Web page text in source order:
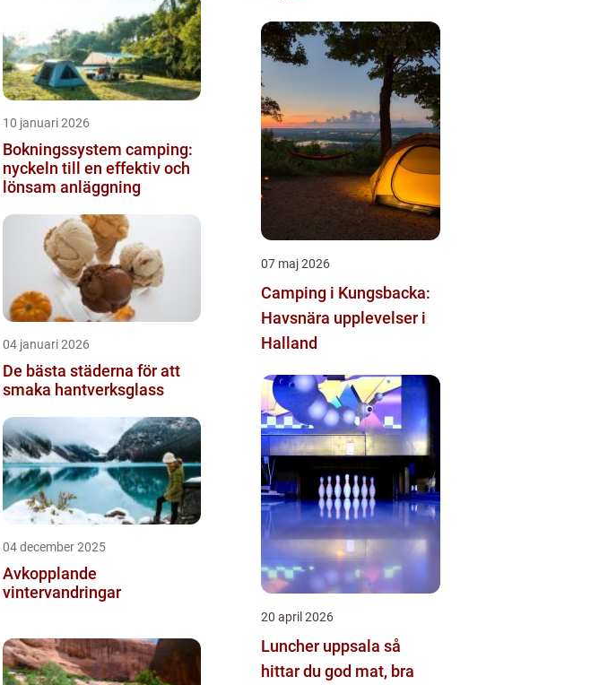
10 januari 2026
Bokningssystem camping:
nyckeln till en effektiv och
lönsam anläggning
04 januari 2026
De bästa städerna för att
smaka hantverksglass
04 december 2025
Avkopplande
vintervandringar
07 maj 2026
Camping i Kungsbacka:
Havsnära upplevelser i
Halland
20 april 2026
Luncher uppsala så
hittar du god mat, bra